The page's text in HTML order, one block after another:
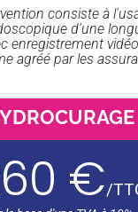
consiste à
d'une
enregistrement
agréé par les
€/